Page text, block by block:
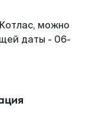
можно
даты - 06-